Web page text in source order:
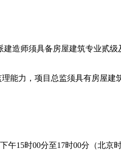
造师须具备房屋建筑专业贰级
能力，项目总监须具有房屋建
15时00分至17时00分（北京